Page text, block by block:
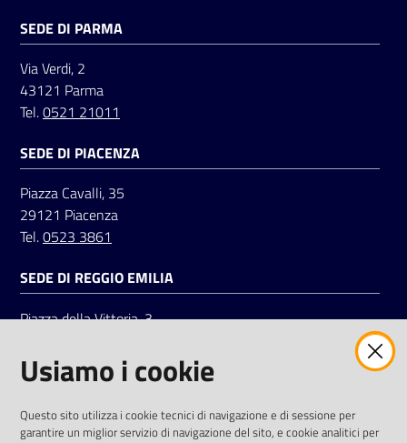
SEDE DI PARMA
Via Verdi, 2
43121 Parma
Tel.0521 21011
SEDE DI PIACENZA
Piazza Cavalli, 35
29121 Piacenza
Tel.0523 3861
SEDE DI REGGIO EMILIA
Piazza della Vittoria, 3
Tel.0522 7961
Usiamo i cookie
Questo sito utilizza i cookie tecnici di navigazione e di sessione per
garantire un miglior servizio di navigazione del sito, e cookie analitici per